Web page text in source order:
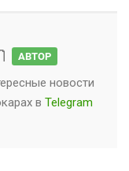
АВТОР
новости
в Telegram